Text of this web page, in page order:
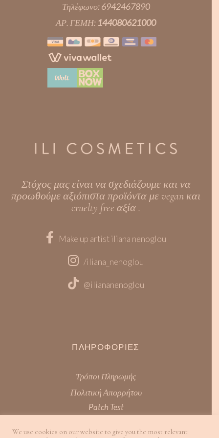
Τηλέφωνο:6942467890
ΑΡ. ΓΕΜΗ: 144080621000
Στόχος μας είναι να σχεδιάζουμε και να
προωθούμε αξιόπιστα προϊόντα με vegan και
cruelty free αξία .
Make up artist iliana nenoglou
/iliana_nenoglou
@iliananenoglou
ΠΛΗΡΟΦΟΡΊΕΣ
Τρόποι Πληρωμής
Πολιτική Απορρήτου
Patch Test
We use cookies on our website to give you the most relevant